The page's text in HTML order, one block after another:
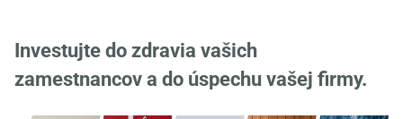
Investujte do zdravia vašich
zamestnancov a do úspechu vašej firmy.